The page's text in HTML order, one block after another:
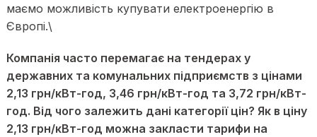
маємо можливість купувати електроенергію в
Європі.\
Компанія часто перемагає на тендерах у
державних та комунальних підприємств з цінами
2,13 грн/кВт-год, 3,46 грн/кВт-год та 3,72 грн/кВт-
год. Від чого залежить дані категорії цін? Як в ціну
2,13 грн/кВт-год можна закласти тарифи на